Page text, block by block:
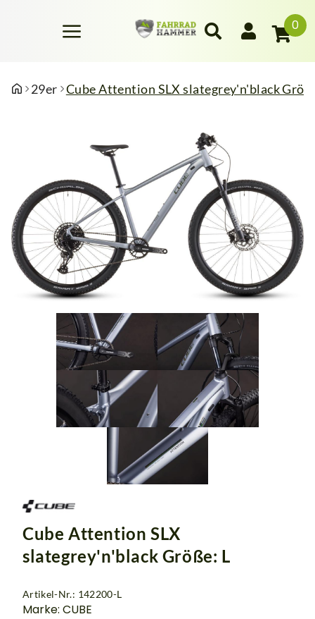
0
29er Cube Attention SLX slategrey'n'black
Cube Attention SLX
slategrey'n'black Größe: L
Artikel-Nr.: 142200-L
Marke: CUBE